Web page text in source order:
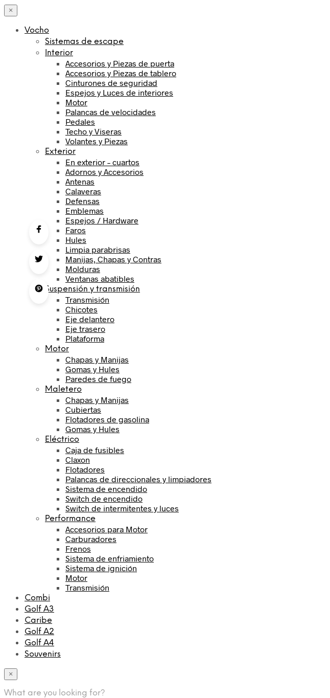
×
Vocho
Sistemas de escape
Interior
Accesorios y Piezas de puerta
Accesorios y Piezas de tablero
Cinturones de seguridad
Espejos y Luces de interiores
Motor
Palancas de velocidades
Pedales
Techo y Viseras
Volantes y Piezas
Exterior
En exterior – cuartos
Adornos y Accesorios
Antenas
Calaveras
Defensas
Emblemas
Espejos / Hardware
Faros
Hules
Limpia parabrisas
Manijas, Chapas y Contras
Molduras
Ventanas abatibles
Suspensión y transmisión
Transmisión
Chicotes
Eje delantero
Eje trasero
Plataforma
Motor
Chapas y Manijas
Gomas y Hules
Paredes de fuego
Maletero
Chapas y Manijas
Cubiertas
Flotadores de gasolina
Gomas y Hules
Eléctrico
Caja de fusibles
Claxon
Flotadores
Palancas de direccionales y limpiadores
Sistema de encendido
Switch de encendido
Switch de intermitentes y luces
Performance
Accesorios para Motor
Carburadores
Frenos
Sistema de enfriamiento
Sistema de ignición
Motor
Transmisión
Combi
Golf A3
Caribe
Golf A2
Golf A4
Souvenirs
×
What are you looking for?